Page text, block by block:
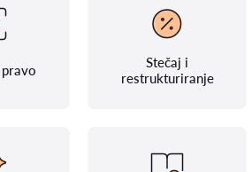
Stečaj i
restrukturiranje